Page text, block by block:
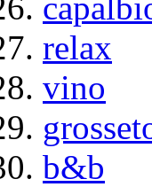
relax
vino
b&b